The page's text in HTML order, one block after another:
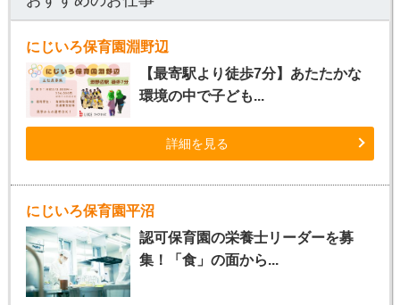
にじいろ保育園淵野辺
【最寄駅より徒歩7分】あたたかな
環境の中で子ども...
詳細を見る
にじいろ保育園平沼
認可保育園の栄養士リーダーを募
集！「食」の面から...